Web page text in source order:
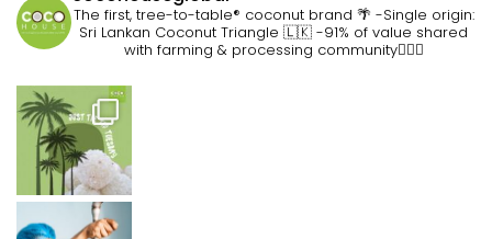
The first, tree-to-table® coconut brand 🌴 -Single origin:
Sri Lankan Coconut Triangle 🇱🇰 -91% of value shared
with farming & processing community👷🏽‍♀️